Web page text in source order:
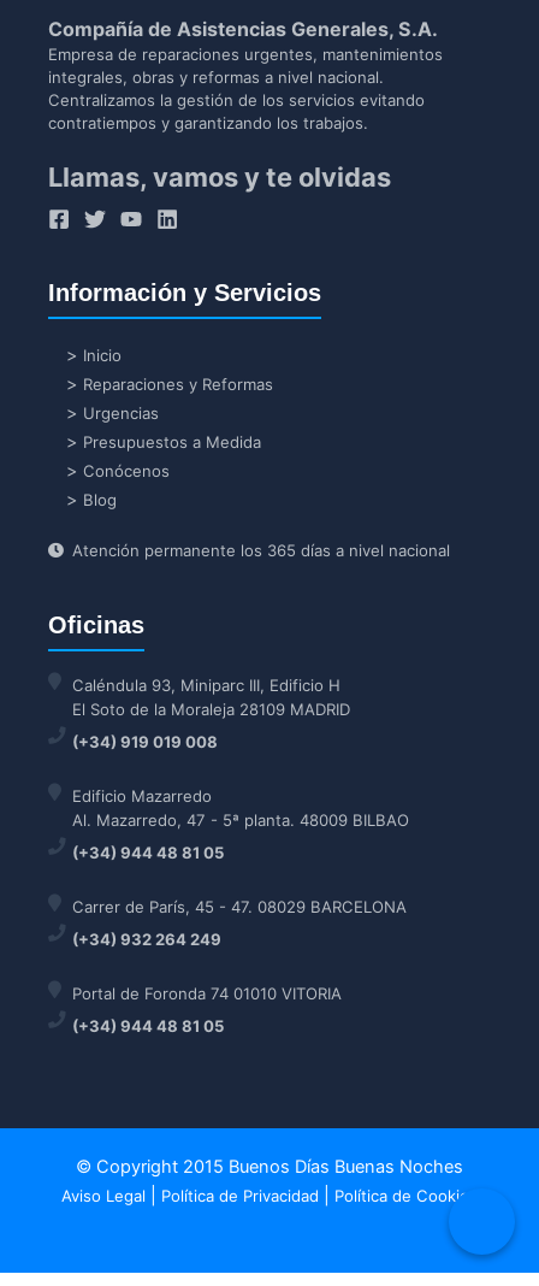
Compañía de Asistencias Generales, S.A.
Empresa de reparaciones urgentes, mantenimientos
integrales, obras y reformas a nivel nacional.
Centralizamos la gestión de los servicios evitando
contratiempos y garantizando los trabajos.
Llamas, vamos y te olvidas
Información y Servicios
Inicio
Reparaciones y Reformas
Urgencias
Presupuestos a Medida
Conócenos
Blog
Atención permanente los 365 días a nivel nacional
Oficinas
Caléndula 93, Miniparc III, Edificio H
El Soto de la Moraleja 28109 MADRID
(+34) 919 019 008
Edificio Mazarredo
Al. Mazarredo, 47 - 5ª planta. 48009 BILBAO
(+34) 944 48 81 05
Carrer de París, 45 - 47. 08029 BARCELONA
(+34) 932 264 249
Portal de Foronda 74 01010 VITORIA
(+34) 944 48 81 05
© Copyright 2015 Buenos Días Buenas Noches
Aviso Legal Política de Privacidad Política de Cookies